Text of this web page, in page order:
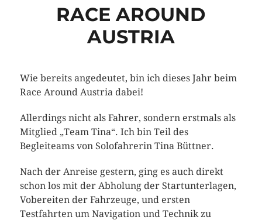
RACE AROUND
AUSTRIA
Wie bereits angedeutet, bin ich dieses Jahr beim
Race Around Austria dabei!
Allerdings nicht als Fahrer, sondern erstmals als
Mitglied „Team Tina“. Ich bin Teil des
Begleiteams von Solofahrerin Tina Büttner.
Nach der Anreise gestern, ging es auch direkt
schon los mit der Abholung der Startunterlagen,
Vobereiten der Fahrzeuge, und ersten
Testfahrten um Navigation und Technik zu